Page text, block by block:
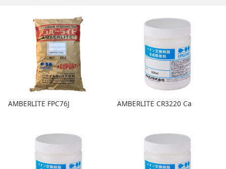
AMBERLITE FPC76J AMBERLITE CR3220 Ca